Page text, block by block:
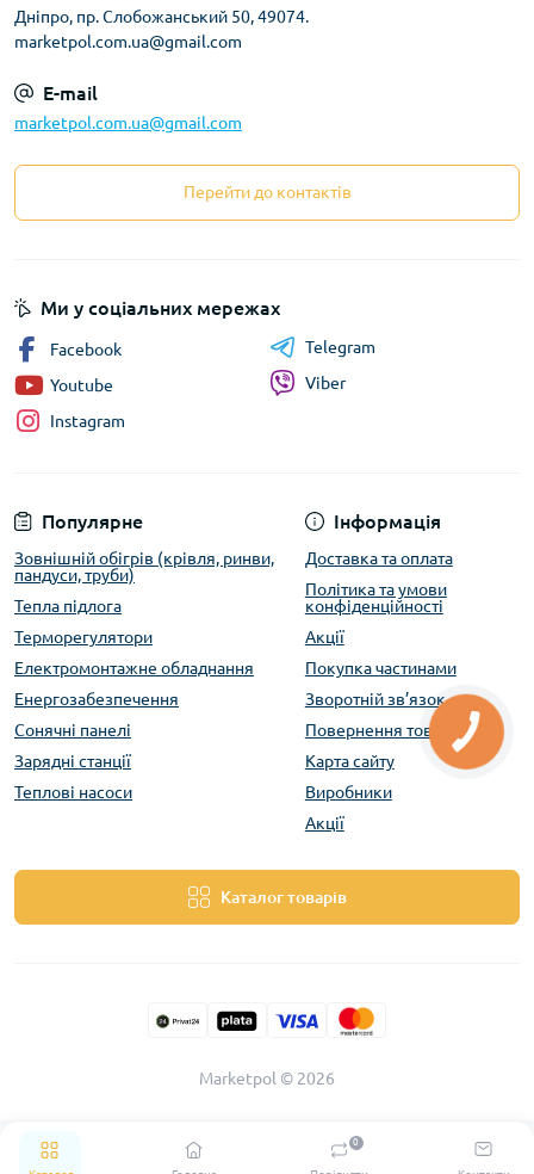
0
Дніпро, пр. Слобожанський 50, 49074.
marketpol.com.ua@gmail.com
E-mail
marketpol.com.ua@gmail.com
Перейти до контактів
Популярне
Зовнішній обігрів (крівля, ринви,
пандуси, труби)
Тепла підлога
Терморегулятори
Електромонтажне обладнання
Енергозабезпечення
Сонячні панелі
Зарядні станції
Теплові насоси
Інформація
Доставка та оплата
Політика та умови
конфіденційності
Акції
Покупка частинами
Зворотній зв’язок
Повернення товару
Карта сайту
Виробники
Акції
Каталог товарів
Ми у соціальних мережах
Facebook
Youtube
Instagram
Telegram
Viber
Marketpol © 2026